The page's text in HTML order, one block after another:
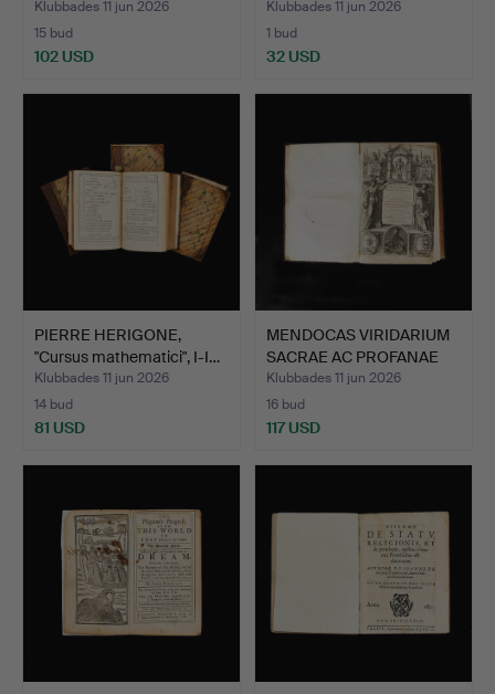
Klubbades 11 jun 2026
15 bud
102 USD
Klubbades 11 jun 2026
1 bud
32 USD
PIERRE HERIGONE,
"Cursus mathematici", I-I…
Klubbades 11 jun 2026
14 bud
81 USD
MENDOCAS VIRIDARIUM
SACRAE AC PROFANAE
ERU…
Klubbades 11 jun 2026
16 bud
117 USD